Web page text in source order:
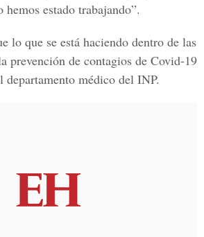
estado trabajando”.
lo que se está haciendo dentro de las
prevención de contagios de Covid-19
departamento médico del INP.